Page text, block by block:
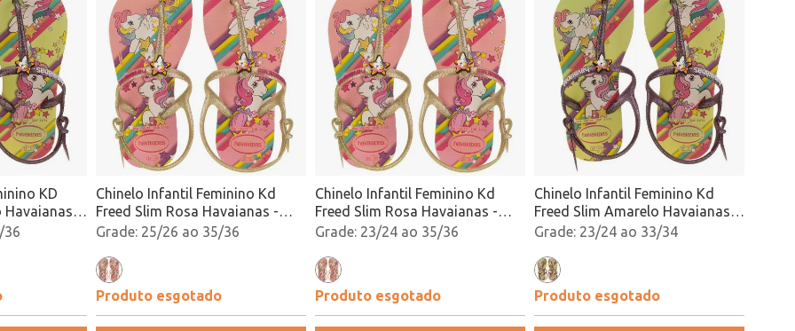
KD
Havaianas -
36
Chinelo Infantil Feminino Kd
Freed Slim Rosa Havaianas -
4144882 Atacado
25/26 ao 35/36
Produto esgotado
Chinelo Infantil Feminino Kd
Freed Slim Rosa Havaianas -
4144882 Atacado
23/24 ao 35/36
Produto esgotado
Chinelo Infantil Feminino Kd
Freed Slim Amarelo Havaianas -
4144882 Atacado
23/24 ao 33/34
Produto esgotado